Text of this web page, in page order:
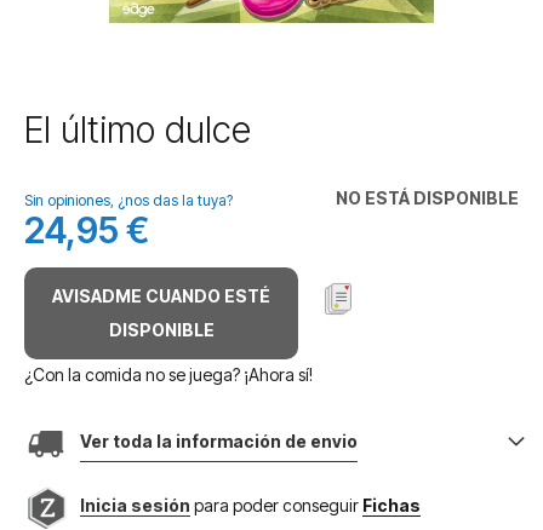
Saltar
al
de
la
galería
de
imágenes
El último dulce
NO ESTÁ DISPONIBLE
Sin opiniones, ¿nos das la tuya?
24,95 €
AVISADME CUANDO ESTÉ
DISPONIBLE
¿Con la comida no se juega? ¡Ahora sí!
Ver toda la información de envio
Inicia sesión para poder conseguir Fichas